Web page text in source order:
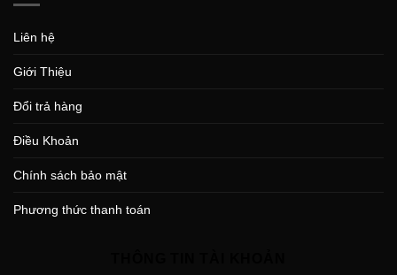
Liên hệ
Giới Thiệu
Đổi trả hàng
Điều Khoản
Chính sách bảo mật
Phương thức thanh toán